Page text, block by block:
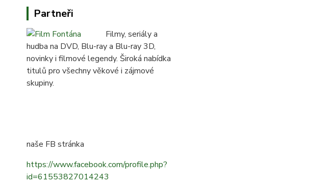
Partneři
Filmy, seriály a
hudba na DVD, Blu-ray a Blu-ray 3D,
novinky i filmové legendy. Široká nabídka
titulů pro všechny věkové i zájmové
skupiny.
naše FB stránka
https://www.facebook.com/profile.php?
id=61553827014243